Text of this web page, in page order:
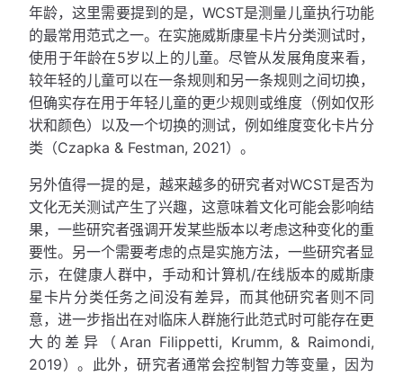
年龄，这里需要提到的是，WCST是测量儿童执行功能
的最常用范式之一。在实施威斯康星卡片分类测试时，
使用于年龄在5岁以上的儿童。尽管从发展角度来看，
较年轻的儿童可以在一条规则和另一条规则之间切换，
但确实存在用于年轻儿童的更少规则或维度（例如仅形
状和颜色）以及一个切换的测试，例如维度变化卡片分
类（Czapka & Festman, 2021）。
另外值得一提的是，越来越多的研究者对WCST是否为
文化无关测试产生了兴趣，这意味着文化可能会影响结
果，一些研究者强调开发某些版本以考虑这种变化的重
要性。另一个需要考虑的点是实施方法，一些研究者显
示，在健康人群中，手动和计算机/在线版本的威斯康
星卡片分类任务之间没有差异，而其他研究者则不同
意，进一步指出在对临床人群施行此范式时可能存在更
大的差异（Aran Filippetti, Krumm, & Raimondi,
2019）。此外，研究者通常会控制智力等变量，因为